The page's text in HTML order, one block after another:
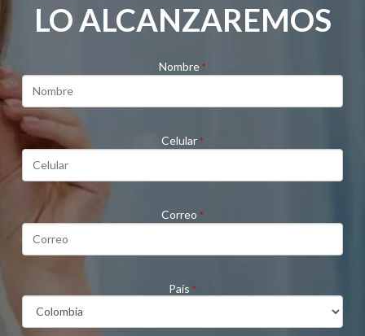
LO ALCANZAREMOS
Nombre *
Celular *
Correo *
País *